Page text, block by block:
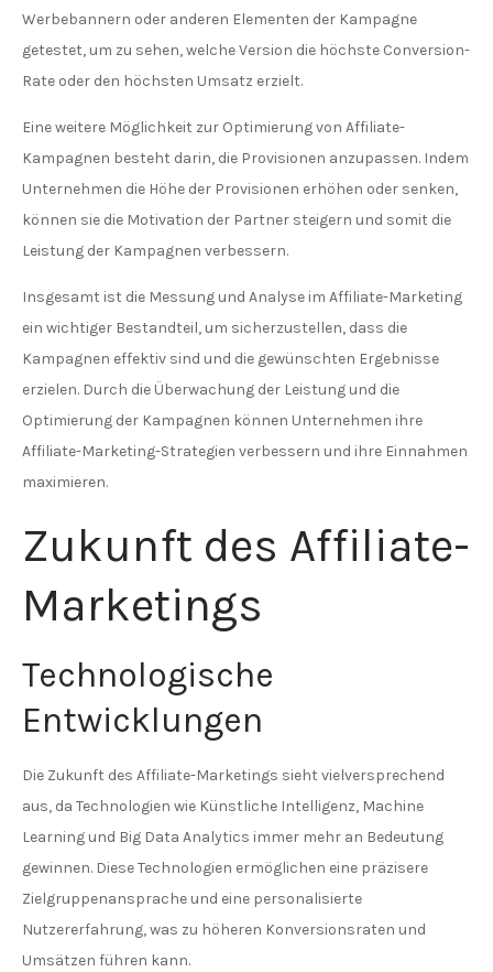
Werbebannern oder anderen Elementen der Kampagne
getestet, um zu sehen, welche Version die höchste Conversion-
Rate oder den höchsten Umsatz erzielt.
Eine weitere Möglichkeit zur Optimierung von Affiliate-
Kampagnen besteht darin, die Provisionen anzupassen. Indem
Unternehmen die Höhe der Provisionen erhöhen oder senken,
können sie die Motivation der Partner steigern und somit die
Leistung der Kampagnen verbessern.
Insgesamt ist die Messung und Analyse im Affiliate-Marketing
ein wichtiger Bestandteil, um sicherzustellen, dass die
Kampagnen effektiv sind und die gewünschten Ergebnisse
erzielen. Durch die Überwachung der Leistung und die
Optimierung der Kampagnen können Unternehmen ihre
Affiliate-Marketing-Strategien verbessern und ihre Einnahmen
maximieren.
Zukunft des Affiliate-
Marketings
Technologische
Entwicklungen
Die Zukunft des Affiliate-Marketings sieht vielversprechend
aus, da Technologien wie Künstliche Intelligenz, Machine
Learning und Big Data Analytics immer mehr an Bedeutung
gewinnen. Diese Technologien ermöglichen eine präzisere
Zielgruppenansprache und eine personalisierte
Nutzererfahrung, was zu höheren Konversionsraten und
Umsätzen führen kann.